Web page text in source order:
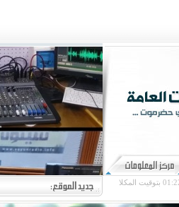
بتوقيت المكلا